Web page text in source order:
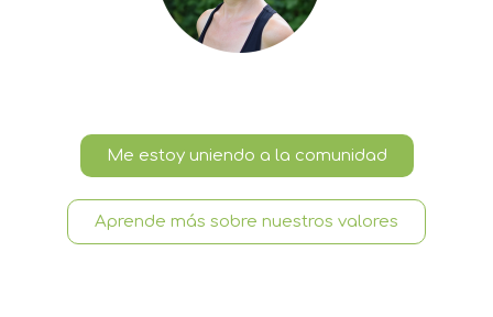
Me estoy uniendo a la comunidad
Aprende más sobre nuestros valores